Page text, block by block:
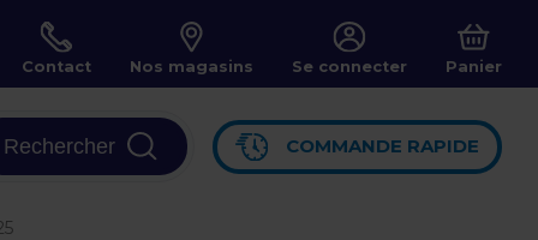
Contact Nos magasins Se connecter Panier
Rechercher COMMANDE RAPIDE